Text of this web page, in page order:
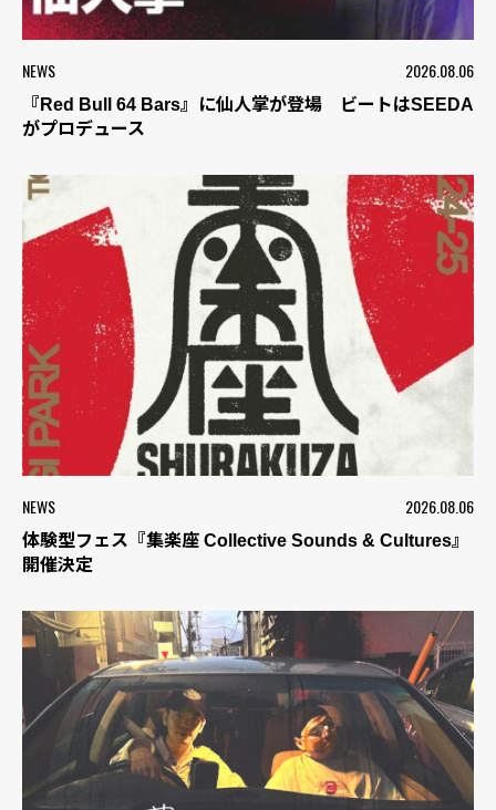
NEWS 2026.08.06
『Red Bull 64 Bars』に仙人掌が登場 ビートはSEEDA
がプロデュース
NEWS 2026.08.06
体験型フェス『集楽座 Collective Sounds & Cultures』
開催決定